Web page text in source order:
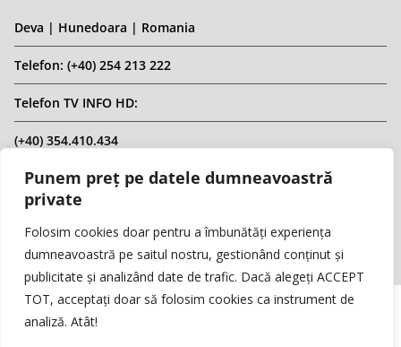
Punem preț pe datele dumneavoastră
private
Folosim cookies doar pentru a îmbunătăți experiența
dumneavoastră pe saitul nostru, gestionând conținut și
publicitate și analizând date de trafic. Dacă alegeți ACCEPT
TOT, acceptați doar să folosim cookies ca instrument de
analiză. Atât!
Deva | Hunedoara | Romania
Telefon: (+40) 254 213 222
Telefon TV INFO HD:
(+40) 354.410.434
Email: infohd20@gmail.com
Website: www.replicahd.ro